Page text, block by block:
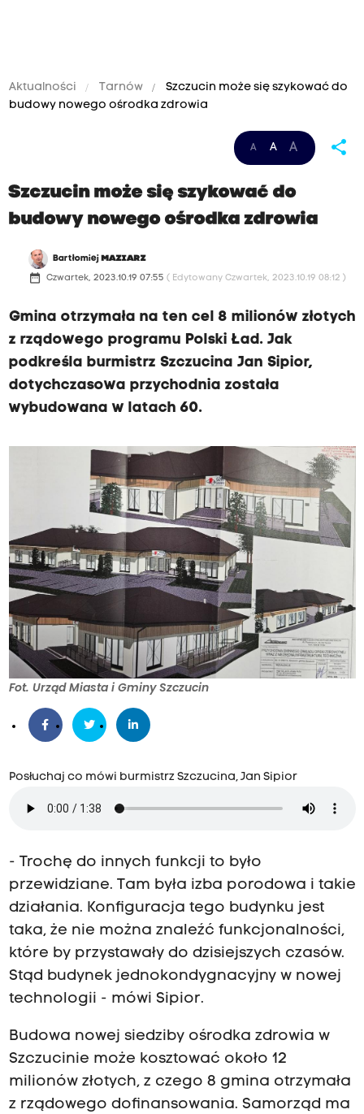
Aktualności Tarnów
Szczucin może się szykować do
budowy nowego ośrodka zdrowia
A A A share
Szczucin może się szykować do
budowy nowego ośrodka zdrowia
Bartłomiej MAZIARZ
date_range Czwartek, 2023.10.19 07:55 ( Edytowany Czwartek, 2023.10.19 08:12 )
Gmina otrzymała na ten cel 8 milionów złotych
z rządowego programu Polski Ład. Jak
podkreśla burmistrz Szczucina Jan Sipior,
dotychczasowa przychodnia została
wybudowana w latach 60.
Fot. Urząd Miasta i Gminy Szczucin
Posłuchaj co mówi burmistrz Szczucina, Jan Sipior
- Trochę do innych funkcji to było
przewidziane. Tam była izba porodowa i takie
działania. Konfiguracja tego budynku jest
taka, że nie można znaleźć funkcjonalności,
które by przystawały do dzisiejszych czasów.
Stąd budynek jednokondygnacyjny w nowej
technologii - mówi Sipior.
Budowa nowej siedziby ośrodka zdrowia w
Szczucinie może kosztować około 12
milionów złotych, z czego 8 gmina otrzymała
z rządowego dofinansowania. Samorząd ma